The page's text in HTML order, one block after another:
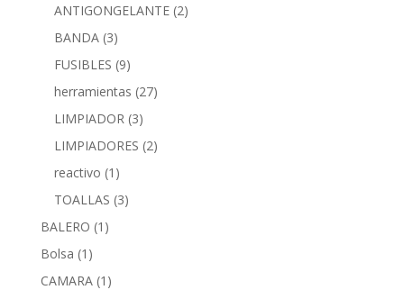
ANTIGONGELANTE (2)
BANDA (3)
FUSIBLES (9)
herramientas (27)
LIMPIADOR (3)
LIMPIADORES (2)
reactivo (1)
TOALLAS (3)
BALERO (1)
Bolsa (1)
CAMARA (1)